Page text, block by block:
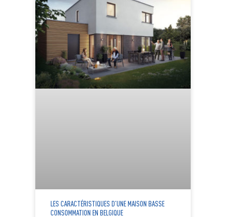
LES CARACTÉRISTIQUES D’UNE MAISON BASSE
CONSOMMATION EN BELGIQUE